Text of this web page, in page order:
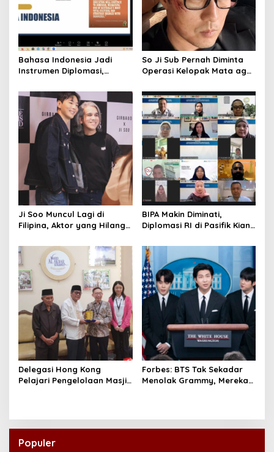
Bahasa Indonesia Jadi
Instrumen Diplomasi,
Budaya di Australia hingga
So Ji Sub Pernah Diminta
Operasi Kelopak Mata agar
Jadi Ikonnya
Ji Soo Muncul Lagi di
Filipina, Aktor yang Hilang
Ribuan Fans
BIPA Makin Diminati,
Diplomasi RI di Pasifik Kian
Delegasi Hong Kong
Pelajari Pengelolaan Masjid
Forbes: BTS Tak Sekadar
Menolak Grammy, Mereka
Populer